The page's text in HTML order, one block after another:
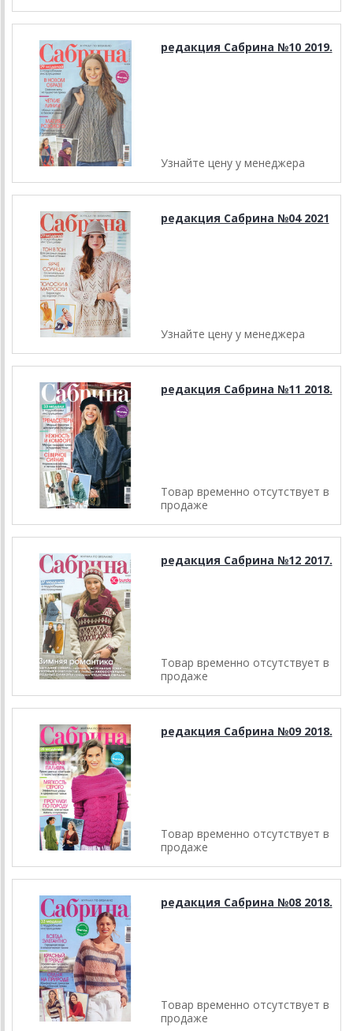
редакция Сабрина №10 2019.
Узнайте цену у менеджера
редакция Сабрина №04 2021
Узнайте цену у менеджера
редакция Сабрина №11 2018.
Товар временно отсутствует в
продаже
редакция Сабрина №12 2017.
Товар временно отсутствует в
продаже
редакция Сабрина №09 2018.
Товар временно отсутствует в
продаже
редакция Сабрина №08 2018.
Товар временно отсутствует в
продаже